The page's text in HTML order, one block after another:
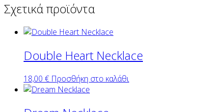
Σχετικά προϊόντα
Double Heart Necklace
18,00 € Προσθήκη στο καλάθι